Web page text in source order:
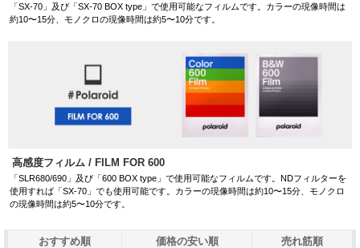
「SX-70」及び「SX-70 BOX type」で使用可能なフィルムです。カラーの現像時間は
約10〜15分、モノクロの現像時間は約5〜10分です。
高感度フィルム / FILM FOR 600
「SLR680/690」及び「600 BOX type」で使用可能なフィルムです。NDフィルターを
使用すれば「SX-70」でも使用可能です。カラーの現像時間は約10〜15分、モノクロ
の現像時間は約5〜10分です。
おすすめ順 価格の安い順 売れ筋順